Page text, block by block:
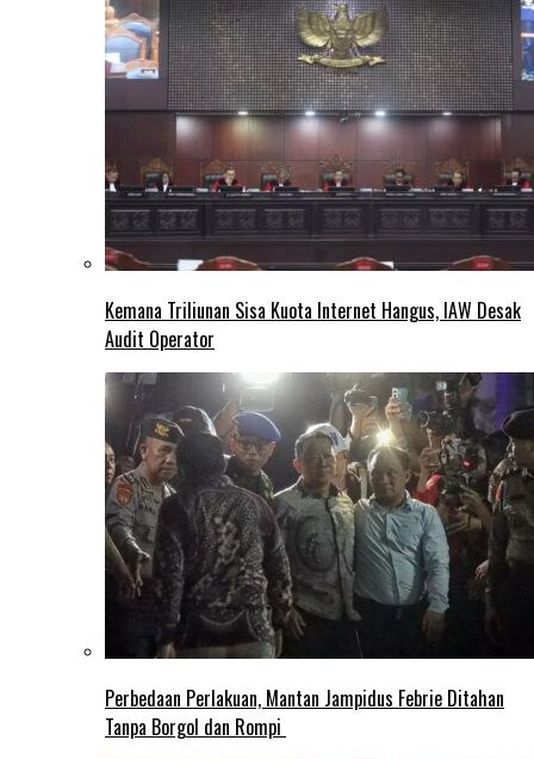
Kemana Triliunan Sisa Kuota Internet Hangus, IAW Desak
Audit Operator
Perbedaan Perlakuan, Mantan Jampidus Febrie Ditahan
Tanpa Borgol dan Rompi